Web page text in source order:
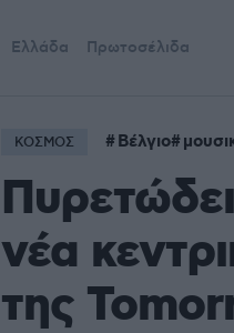
Ελλάδα Πρωτοσέλιδα
ΚΟΣΜΟΣ Βέλγιο
νέα
της